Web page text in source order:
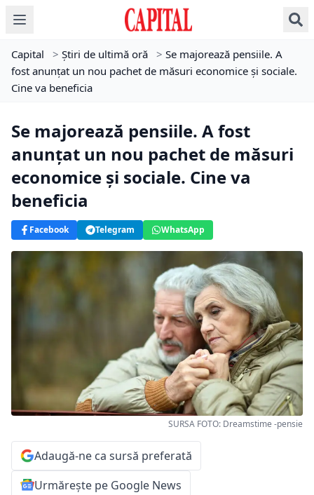
Capital > Știri de ultimă oră > Se majorează pensiile. A
fost anunțat un nou pachet de măsuri economice și sociale.
Cine va beneficia
Se majorează pensiile. A fost
anunțat un nou pachet de măsuri
economice și sociale. Cine va
beneficia
Facebook Telegram WhatsApp
SURSA FOTO: Dreamstime -pensie
Adaugă-ne ca sursă preferată
Urmărește pe Google News